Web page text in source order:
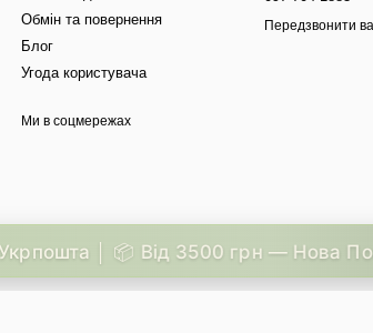
Обмін та повернення
Блог
Угода користувача
Ми в соцмережах
Передзвонити